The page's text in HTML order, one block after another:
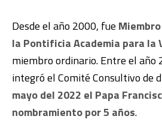
Desde el año 2000, fue Miembro
la Pontificia Academia para la
miembro ordinario. Entre el año
integró el Comité Consultivo de
mayo del 2022 el Papa
nombramiento por 5 años.